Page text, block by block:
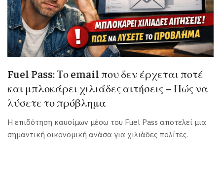
Fuel Pass: Το email που δεν έρχεται ποτέ
και μπλοκάρει χιλιάδες αιτήσεις – Πώς να
λύσετε το πρόβλημα
Η επιδότηση καυσίμων μέσω του Fuel Pass αποτελεί μια
σημαντική οικονομική ανάσα για χιλιάδες πολίτες.